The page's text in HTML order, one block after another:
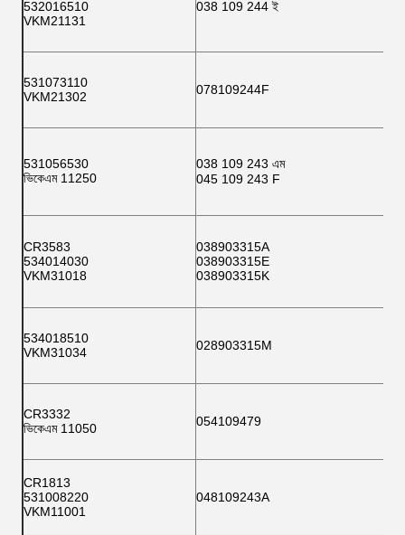
532016510
VKM21131
038 109 244 ই
531073110
VKM21302
078109244F
531056530
ভিকেএম 11250
038 109 243 এম
045 109 243 F
CR3583
534014030
VKM31018
038903315A
038903315E
038903315K
534018510
VKM31034
028903315M
CR3332
ভিকেএম 11050
054109479
CR1813
531008220
VKM11001
048109243A